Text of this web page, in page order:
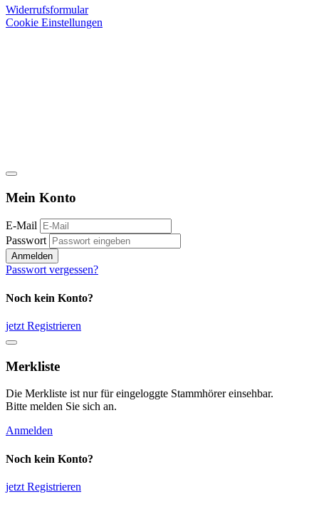
Widerrufsformular
Cookie Einstellungen
Mein Konto
E-Mail
Passwort
Anmelden
Passwort vergessen?
Noch kein Konto?
jetzt Registrieren
Merkliste
Die Merkliste ist nur für eingeloggte Stammhörer einsehbar.
Bitte melden Sie sich an.
Anmelden
Noch kein Konto?
jetzt Registrieren